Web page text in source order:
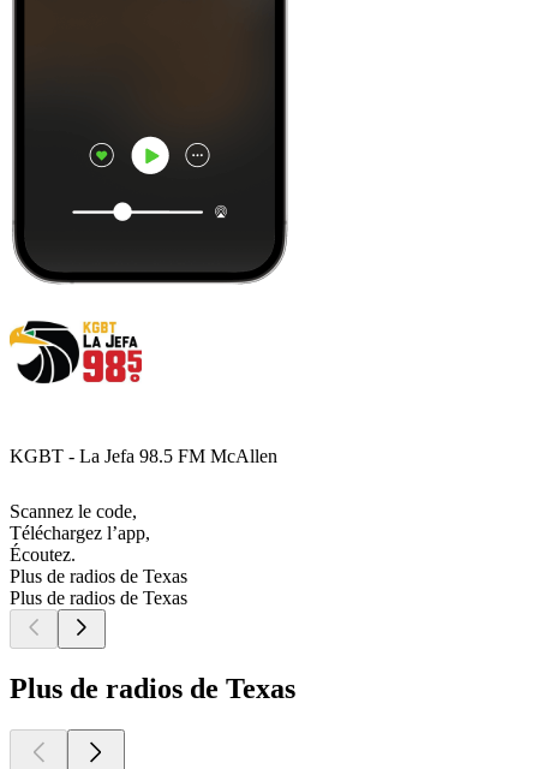
KGBT - La Jefa 98.5 FM McAllen
Scannez le code,
Téléchargez l’app,
Écoutez.
Plus de radios de Texas
Plus de radios de Texas
Plus de radios de Texas